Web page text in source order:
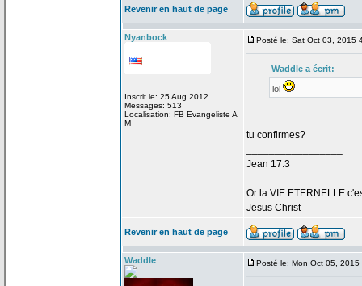
Revenir en haut de page
Nyanbock
Inscrit le: 25 Aug 2012
Messages: 513
Localisation: FB Evangeliste A
M
Posté le: Sat Oct 03, 2015
Waddle a écrit:
lol
tu confirmes?
Jean 17.3
Or la VIE ETERNELLE
Jesus Christ
Revenir en haut de page
Waddle Posté le: Mon Oct 05, 2015